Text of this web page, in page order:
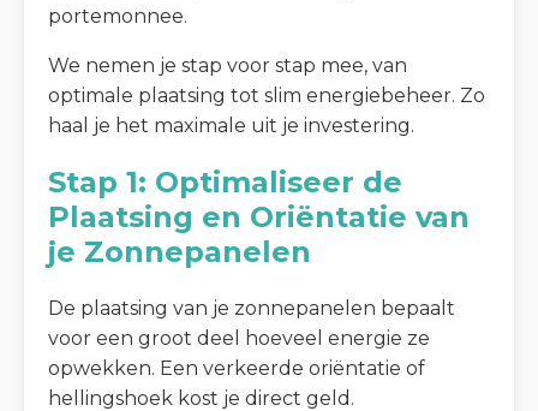
portemonnee.
We nemen je stap voor stap mee, van
optimale plaatsing tot slim energiebeheer. Zo
haal je het maximale uit je investering.
Stap 1: Optimaliseer de
Plaatsing en Oriëntatie van
je Zonnepanelen
De plaatsing van je zonnepanelen bepaalt
voor een groot deel hoeveel energie ze
opwekken. Een verkeerde oriëntatie of
hellingshoek kost je direct geld.